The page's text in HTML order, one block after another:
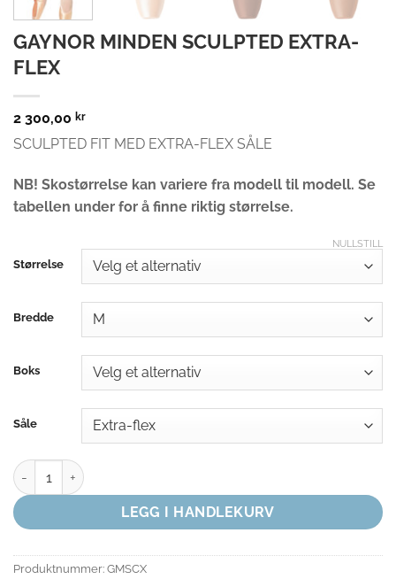
GAYNOR MINDEN SCULPTED EXTRA-
FLEX
2 300,00 kr
SCULPTED FIT MED EXTRA-FLEX SÅLE
NB! Skostørrelse kan variere fra modell til modell. Se
tabellen under for å finne riktig størrelse.
Størrelse
Bredde
Boks
Såle
NULLSTILL
GAYNOR MINDEN SCULPTED EXTRA-FLEX antall
LEGG I HANDLEKURV
Produktnummer: GMSCX